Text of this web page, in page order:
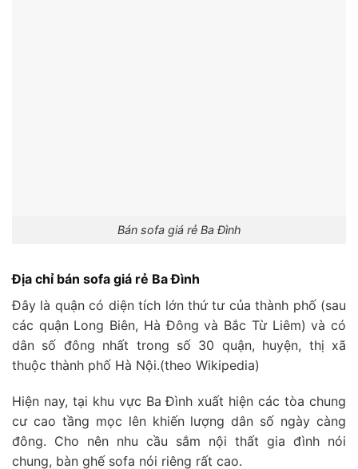
Bán sofa giá rẻ Ba Đình
Địa chỉ bán sofa giá rẻ Ba Đình
Đây là quận có diện tích lớn thứ tư của thành phố (sau
các quận Long Biên, Hà Đông và Bắc Từ Liêm) và có
dân số đông nhất trong số 30 quận, huyện, thị xã
thuộc thành phố Hà Nội.(theo Wikipedia)
Hiện nay, tại khu vực Ba Đình xuất hiện các tòa chung
cư cao tầng mọc lên khiến lượng dân số ngày càng
đông. Cho nên nhu cầu sắm nội thất gia đình nói
chung, bàn ghế sofa nói riêng rất cao.